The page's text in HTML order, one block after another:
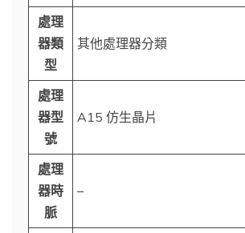
處理
器類
型
其他處理器分類
處理
器型
號
A15 仿生晶片
處理
器時
脈
–